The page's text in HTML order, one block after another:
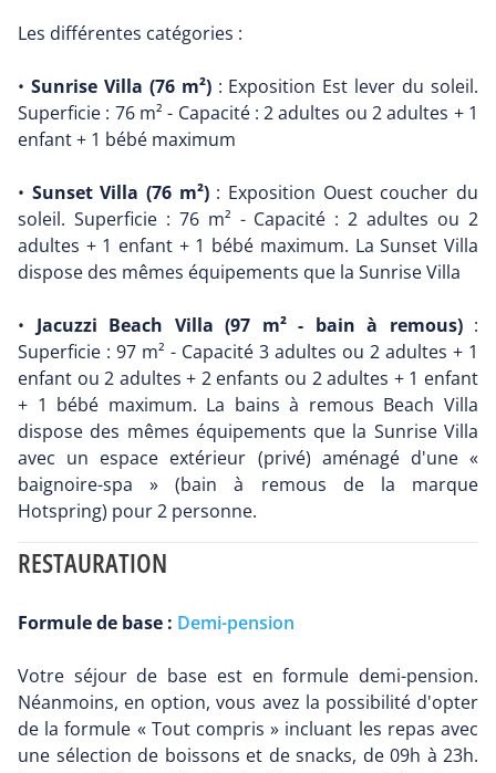
Les différentes catégories :
• Sunrise Villa (76 m²): Exposition Est lever du soleil.
Superficie : 76 m² - Capacité : 2 adultes ou 2 adultes + 1
enfant + 1 bébé maximum
• Sunset Villa (76 m²): Exposition Ouest coucher du
soleil. Superficie : 76 m² - Capacité : 2 adultes ou 2
adultes + 1 enfant + 1 bébé maximum. La Sunset Villa
dispose des mêmes équipements que la Sunrise Villa
• Jacuzzi Beach Villa (97 m² - bain à remous):
Superficie : 97 m² - Capacité 3 adultes ou 2 adultes + 1
enfant ou 2 adultes + 2 enfants ou 2 adultes + 1 enfant
+ 1 bébé maximum. La bains à remous Beach Villa
dispose des mêmes équipements que la Sunrise Villa
avec un espace extérieur (privé) aménagé d'une «
baignoire-spa » (bain à remous de la marque
Hotspring) pour 2 personne.
RESTAURATION
Formule de base : Demi-pension
Votre séjour de base est en formule demi-pension.
Néanmoins, en option, vous avez la possibilité d'opter
de la formule « Tout compris » incluant les repas avec
une sélection de boissons et de snacks, de 09h à 23h.